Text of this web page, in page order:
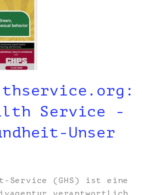
Service -
Unser
Service (GHS) ist eine